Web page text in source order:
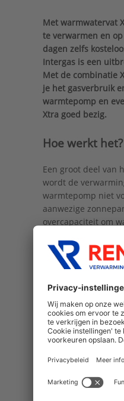
Met warmwatervat
te verwarmen en
dagen zelfs
Intergas is een
Met de combinatie
je het gasverbruik
warmtepomp en
Xtra goed bezig.
Hoe werkt het?
Een groot deel van
wordt de
warmtepomp niet
aanwezige
overcapaciteit om
water doorheen
de warmtepomp,
springen, wat zorgt
gasverbruik, CO2-
De Xtore past
verkrijgbaar in een
Xtore eenvoudig